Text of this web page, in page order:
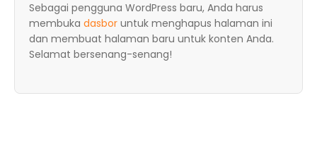
Sebagai pengguna WordPress baru, Anda harus
membuka dasbor untuk menghapus halaman ini
dan membuat halaman baru untuk konten Anda.
Selamat bersenang-senang!